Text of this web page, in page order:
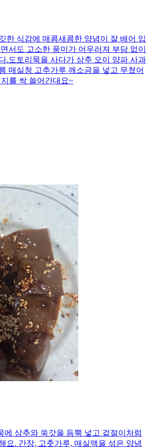
한 식감에 매콤새콤한 양념이 잘 배어 입
서도 고소한 풍미가 어우러져 부담 없이
.도토리묵을 사다가 상추 오이 양파 사과
매실청 고추가루 깨소금을 넣고 무쳤어
를 싹 쓸어간대요~
에 상추와 쑥갓을 듬뿍 넣고 겉절이처럼
요. 간장, 고춧가루, 매실액을 섞은 양념